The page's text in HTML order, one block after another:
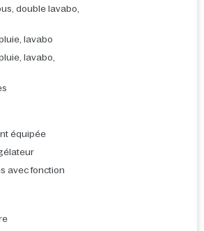
double lavabo,
lavabo
lavabo,
équipée
avec fonction